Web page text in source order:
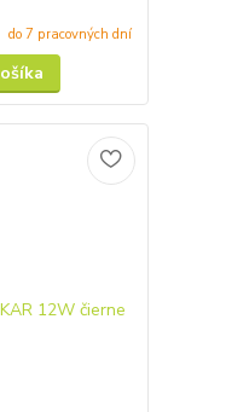
do 7 pracovných dní